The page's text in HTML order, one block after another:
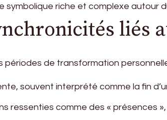
symbolique riche et complexe autour
liés
périodes de transformation
souvent interprété comme la fin
ressenties comme des « présences